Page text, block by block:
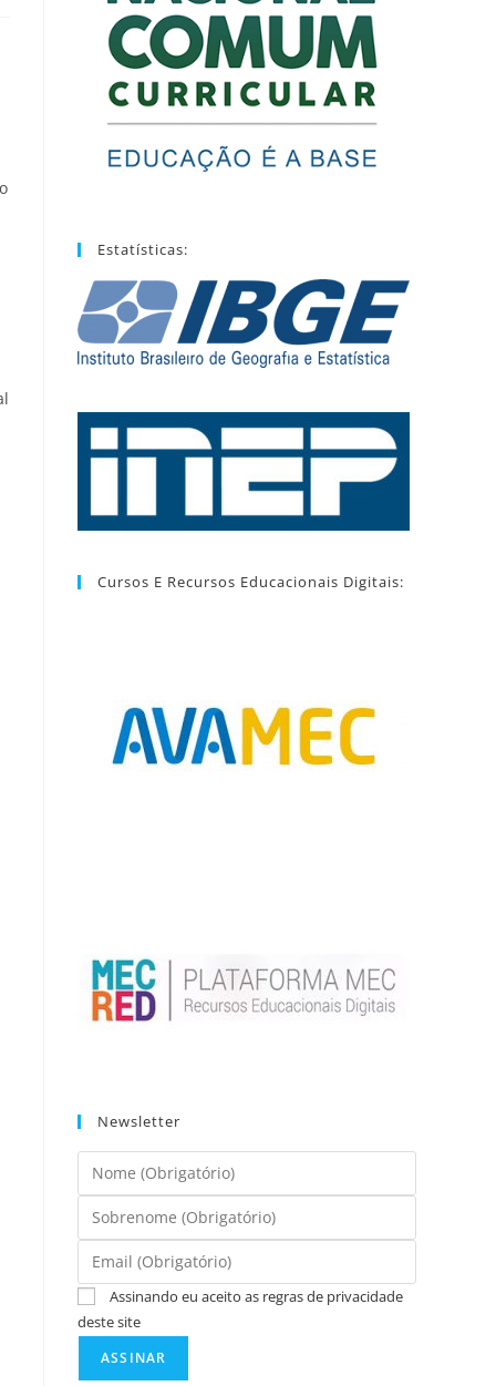
Estatísticas:
Cursos E Recursos Educacionais Digitais:
Newsletter
Assinando eu aceito as regras de privacidade
deste site